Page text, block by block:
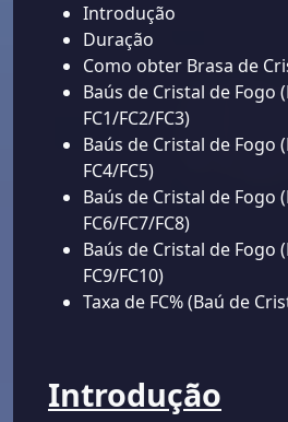
Introdução
Duração
Como obter Brasa de
Baús de Cristal de Fogo
FC1/FC2/FC3)
Baús de Cristal de Fogo
FC4/FC5)
Baús de Cristal de Fogo
FC6/FC7/FC8)
Baús de Cristal de Fogo
FC9/FC10)
Taxa de FC% (Baú de
Introdução